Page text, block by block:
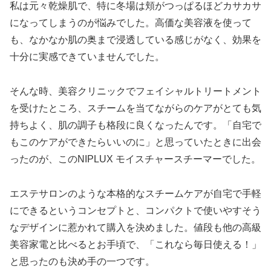
私は元々乾燥肌で、特に冬場は頬がつっぱるほどカサカサ
になってしまうのが悩みでした。高価な美容液を使って
も、なかなか肌の奥まで浸透している感じがなく、効果を
十分に実感できていませんでした。
そんな時、美容クリニックでフェイシャルトリートメント
を受けたところ、スチームを当てながらのケアがとても気
持ちよく、肌の調子も格段に良くなったんです。「自宅で
もこのケアができたらいいのに」と思っていたときに出会
ったのが、このNIPLUX モイスチャースチーマーでした。
エステサロンのような本格的なスチームケアが自宅で手軽
にできるというコンセプトと、コンパクトで使いやすそう
なデザインに惹かれて購入を決めました。値段も他の高級
美容家電と比べるとお手頃で、「これなら毎日使える！」
と思ったのも決め手の一つです。